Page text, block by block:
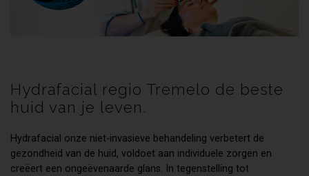
Hydrafacial regio Tremelo de beste
huid van je leven.
Hydrafacial onze niet-invasieve behandeling verbetert de
gezondheid van de huid, voldoet aan individuele zorgen en
creëert een ongeëvenaarde glans. In tegenstelling tot